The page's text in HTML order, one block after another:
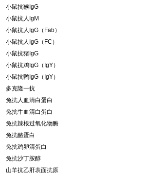
小鼠抗猴IgG
小鼠抗人IgM
小鼠抗人IgG（Fab）
小鼠抗人IgG（FC）
小鼠抗猪IgG
小鼠抗鸡IgG（IgY）
小鼠抗鸭IgG（IgY）
多克隆一抗
兔抗人血清白蛋白
兔抗牛血清白蛋白
兔抗辣根过氧化物酶
兔抗酪蛋白
兔抗鸡卵清蛋白
兔抗沙丁胺醇
山羊抗乙肝表面抗原